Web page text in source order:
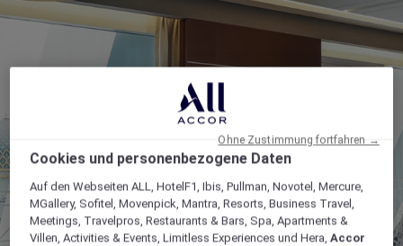
Cookies und personenbezogene Daten
Auf den Webseiten ALL, HotelF1, Ibis, Pullman, Novotel, Mercure,
MGallery, Sofitel, Movenpick, Mantra, Resorts, Business Travel,
Meetings, Travelpros, Restaurants & Bars, Spa, Apartments &
Villen, Activities & Events, Limitless Experiences und Hera,Accor
Ohne Zustimmung fortfahren →